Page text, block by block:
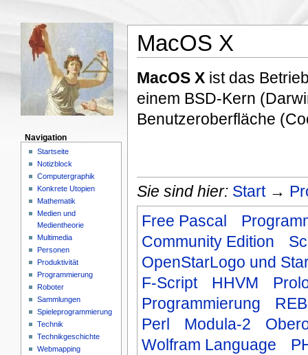
MacOS X
MacOS Xist das
einem BSD-Kern
Benutzeroberfläche
Sie sind hier: Start→
Free Pascal
Community Edition
OpenStarLogo und
F-Script
HHVM
Programmierung
Perl
Modula-2
Wolfram Language
Navigation
Startseite
Notizblock
Computergraphik
Konkrete Utopien
Mathematik
Medien und
Medientheorie
Multimedia
Personen
Produktivität
Programmierung
Roboter
Sammlungen
Spieleprogrammierung
Technik
Technikgeschichte
Webmapping